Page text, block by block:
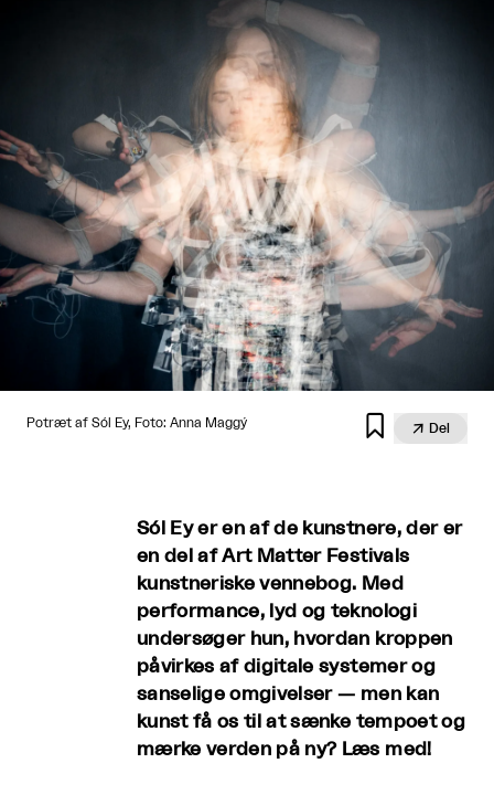
Potræt af Sól Ey, Foto: Anna Maggý   Del
Sól Ey er en af de kunstnere, der er
en del af Art Matter Festivals
kunstneriske vennebog. Med
performance, lyd og teknologi
undersøger hun, hvordan kroppen
påvirkes af digitale systemer og
sanselige omgivelser — men kan
kunst få os til at sænke tempoet og
mærke verden på ny? Læs med!